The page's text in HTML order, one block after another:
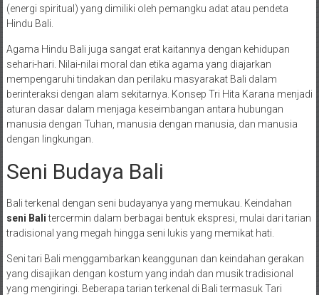
(energi spiritual) yang dimiliki oleh pemangku adat atau pendeta
Hindu Bali.
Agama Hindu Bali juga sangat erat kaitannya dengan kehidupan
sehari-hari. Nilai-nilai moral dan etika agama yang diajarkan
mempengaruhi tindakan dan perilaku masyarakat Bali dalam
berinteraksi dengan alam sekitarnya. Konsep Tri Hita Karana menjadi
aturan dasar dalam menjaga keseimbangan antara hubungan
manusia dengan Tuhan, manusia dengan manusia, dan manusia
dengan lingkungan.
Seni Budaya Bali
Bali terkenal dengan seni budayanya yang memukau. Keindahan
seni Balitercermin dalam berbagai bentuk ekspresi, mulai dari tarian
tradisional yang megah hingga seni lukis yang memikat hati.
Seni tari Bali menggambarkan keanggunan dan keindahan gerakan
yang disajikan dengan kostum yang indah dan musik tradisional
yang mengiringi. Beberapa tarian terkenal di Bali termasuk Tari